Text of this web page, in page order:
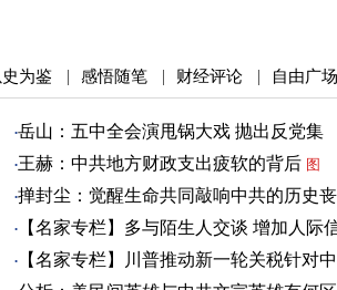
为鉴 | 感悟随笔 | 财经评论 | 自由广场
岳山：五中全会演甩锅大戏 抛出反党集
团？
图
王赫：中共地方财政支出疲软的背后 图
掸封尘：觉醒生命共同敲响中共的历史丧
钟 图
【名家专栏】多与陌生人交谈 增加人际
任 图
【名家专栏】川普推动新一轮关税针对中
共 图